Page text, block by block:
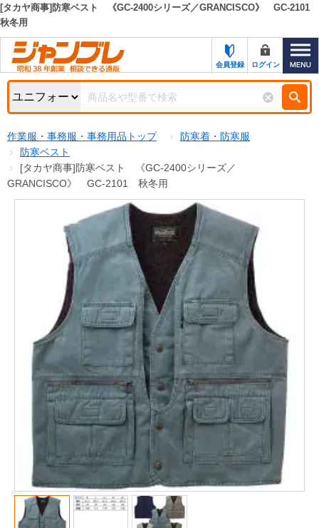
お知らせ
サポート＆ヘルプ
FAX注文用紙の印刷
ジャンブレの特長
新規登録キャンペーン
名入れ刺繍
メーカーカタログ一覧
カタログ請求（無料）
試着サンプル無料貸し出し
デジタルカタログ
キーワード検索
検索
検索条件
商品カテゴリから選ぶ
商品ステータスで絞る
キャンペーン
オリジナル
販売終了
販売価格(税抜き)で絞る
円から
円まで
[タカヤ商事]防寒ベスト 《GC-2400シリーズ／GRANCISCO》 GC-2101
秋冬用
会員登録 ログイン
作業服・事務服・事務用品トップ
防寒着・防寒服
防寒ベスト
[タカヤ商事]防寒ベスト 《GC-2400シリーズ／
GRANCISCO》 GC-2101 秋冬用